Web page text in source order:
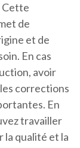
Cette
de
et de
En cas
avoir
corrections
En
travailler
qualité et la